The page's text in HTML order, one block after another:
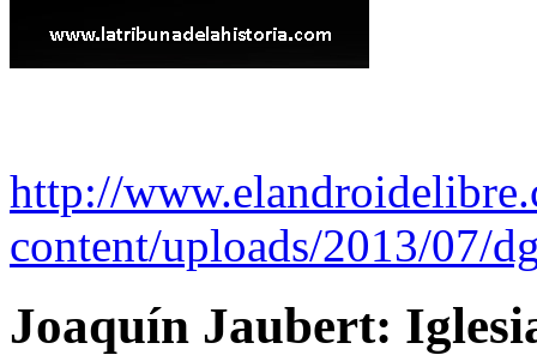
http://
content/uploads/2013/07/
Joaquín Jaubert: